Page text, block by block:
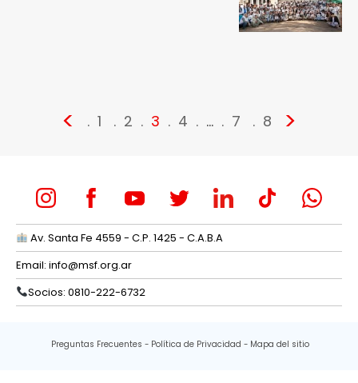
< 1 2 3 4 … 7 8 >
Av. Santa Fe 4559 - C.P. 1425 - C.A.B.A
Email: info@msf.org.ar
Socios: 0810-222-6732
Preguntas Frecuentes Política de Privacidad Mapa del sitio